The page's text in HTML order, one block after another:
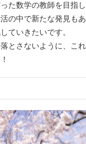
た数学の教師を目指
の中で新たな発見も
ていきたいです。
とさないように、こ